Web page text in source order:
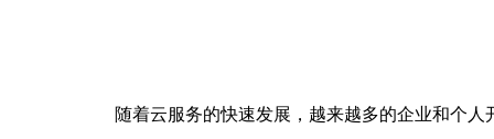
随着云服务的快速发展，越来越多的企业和个